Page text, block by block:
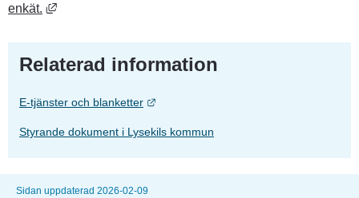
enkät.
Länk till annan webbplats, öppnas i nytt fönster.
Relaterad information
E-tjänster och blanketter Länk till annan webbplats.
Styrande dokument i Lysekils kommun
Sidan uppdaterad 2026-02-09